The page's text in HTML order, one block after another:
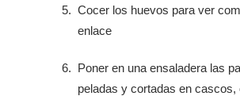
Cocer los huevos para ver
enlace
Poner en una ensaladera las
peladas y cortadas en cascos,